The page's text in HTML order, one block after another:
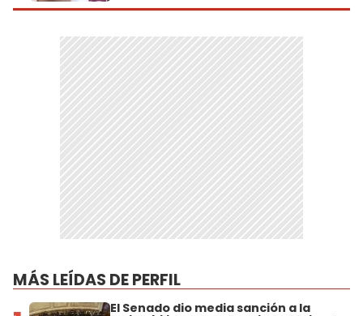
MÁS LEÍDAS DE PERFIL
El Senado dio media sanción a la